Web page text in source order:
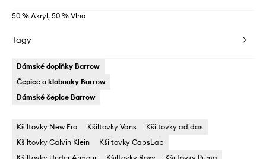
50 % Akryl, 50 % Vlna
Tagy
Dámské doplňky Barrow
Čepice a klobouky Barrow
Dámské čepice Barrow
Kšiltovky New Era Kšiltovky Vans
Kšiltovky adidas
Kšiltovky Calvin Klein
Kšiltovky CapsLab